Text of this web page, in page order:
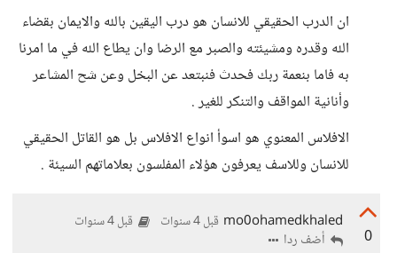
ان الدرب الحقيقي للانسان هو درب اليقين بالله والايمان بقضاء
الله وقدره ومشيئته والصبر مع الرضا وان يطاع الله في ما امرنا
به فاما بنعمة ربك فحدث فنبتعد عن البخل وعن شح المشاعر
وأنانية المواقف والتنكر للغير .
الافلاس المعنوي هو اسوأ انواع الافلاس بل هو القاتل الحقيقي
للانسان وللاسف يعرفون هؤلاء المفلسون بعلاماتهم السيئة .
0
mo0ohamedkhaled قبل 4 سنوات قبل 4 سنوات
أضف ردا